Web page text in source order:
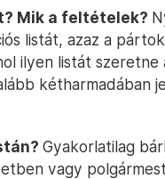
Mik a feltételek?
listát, azaz a
ilyen listát
kétharmadában
Gyakorlatilag
vagy